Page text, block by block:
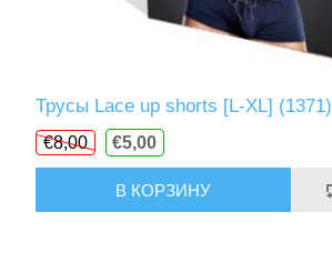
Трусы Lace up shorts [L-XL] (1371)
€8,00 €5,00
В КОРЗИНУ